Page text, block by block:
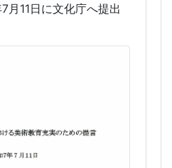
11日に文化庁へ提出